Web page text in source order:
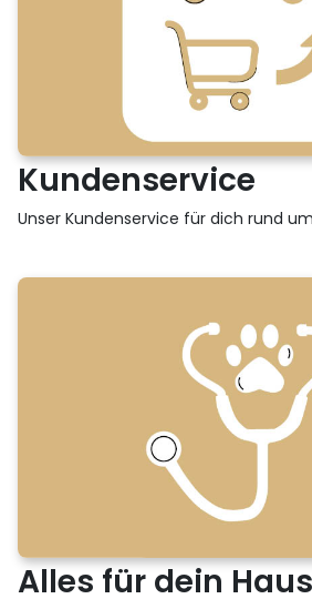
Kundenservice
Unser Kundenservice für dich rund
Alles für dein